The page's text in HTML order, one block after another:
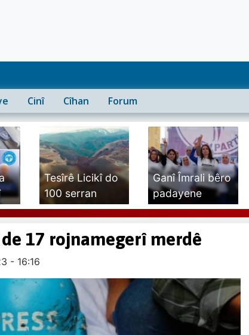
Cinî Cîhan Forum
Tesîrê Licikî do
100 serran
dewam...
Ganî Îmrali bêro
padayene
17 rojnamegerî merdê
- 16:16